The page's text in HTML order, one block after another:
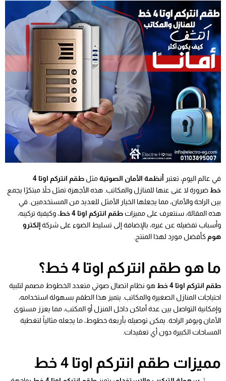
في عالم اليوم، تعتبر أنظمة الأمان الصوتيةمثل
طقم انتركم اوتا 4
خطضرورة لا غنى عنها للمنازل والمكاتب. هذه الأجهزة تمثل حلاً مبتكرًا يجمع
بين الراحة والأمان، مما يجعلها الخيار الأمثل للعديد من المستخدمين. في
هذه المقالة، سنتعرف على مميزات طقم انتركم اوتا 4 خط
، وكيفية تركيبه،
وأسباب تفضيله عن غيره، بالإضافة إلى تسليط الضوء على شركةإلكترو
هوم كأفضل مورد لهذا المنتج.
ما هو طقم انتركم اوتا 4 خط؟
طقم انتركم اوتا 4 خط
هو نظام اتصال صوتي متعدد الخطوط مصمم لتلبية
احتياجات المنازل الصغيرة والمكاتب. يتميز هذا الطقم بسهولة استخدامه،
وإمكانية التواصل بين عدة أماكن داخل المنزل أو المكتب، مما يعزز مستوى
الأمان ويوفر الراحة. يمكن توصيله بأربعة خطوط، ما يجعله مثالياً لتغطية
المساحات الكبيرة دون أي تعقيدات.
مميزات طقم انتركم اوتا 4 خط